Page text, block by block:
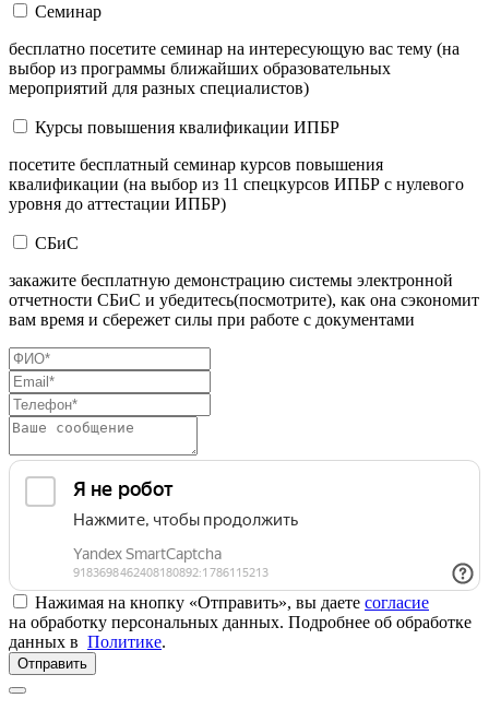
Семинар
бесплатно посетите семинар на интересующую вас тему (на
выбор из программы ближайших образовательных
мероприятий для разных специалистов)
Курсы повышения квалификации ИПБР
посетите бесплатный семинар курсов повышения
квалификации (на выбор из 11 спецкурсов ИПБР с нулевого
уровня до аттестации ИПБР)
СБиС
закажите бесплатную демонстрацию системы электронной
отчетности СБиС и убедитесь(посмотрите), как она сэкономит
вам время и сбережет силы при работе с документами
Нажимая на кнопку «Отправить», вы даете согласие
на обработку персональных данных. Подробнее об обработке
данных в Политике.
Отправить